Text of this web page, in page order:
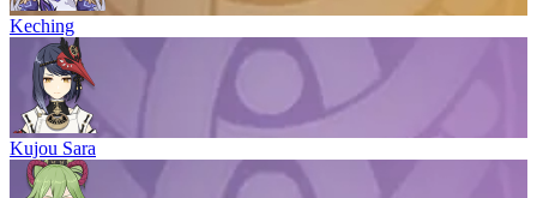
Keching
Kujou Sara